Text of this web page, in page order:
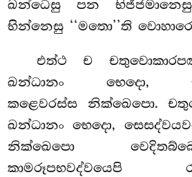
ඛන්ධෙසු පන
භින්නෙසු ‘‘මතො’’ති
එත්ථ ච
ඛන්ධානං භෙදො,
කළෙවරස්ස නික්ඛෙපො.
ඛන්ධානං භෙදො,
නික්ඛෙපො
කාමරූපභවද්වයෙපි